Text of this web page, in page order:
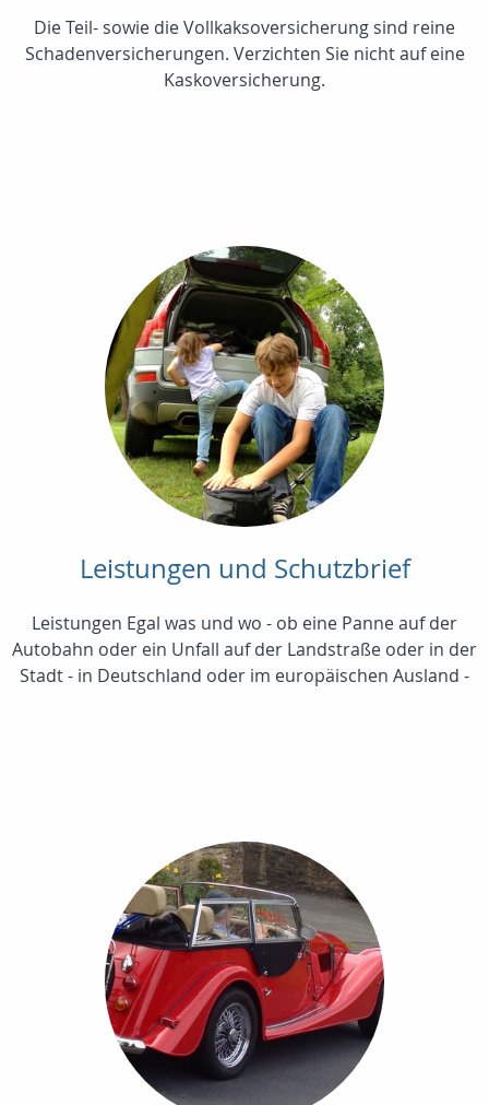
Die Teil- sowie die Vollkaksoversicherung sind reine
Schadenversicherungen. Verzichten Sie nicht auf eine
Kaskoversicherung.
Leistungen und Schutzbrief
Leistungen Egal was und wo - ob eine Panne auf der
Autobahn oder ein Unfall auf der Landstraße oder in der
Stadt - in Deutschland oder im europäischen Ausland -